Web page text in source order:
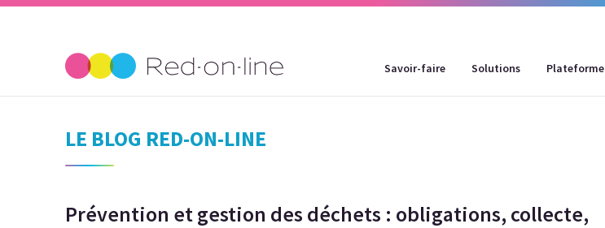
Savoir-faire Solutions Plateforme
LE BLOG RED-ON-LINE
Prévention et gestion des déchets : obligations, collecte,